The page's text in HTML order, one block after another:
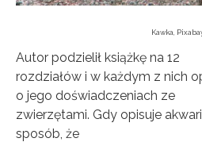
Kawka,
Autor podzielił książkę na 12
rozdziałów i w każdym z nich
o jego doświadczeniach ze
zwierzętami. Gdy opisuje
sposób, że